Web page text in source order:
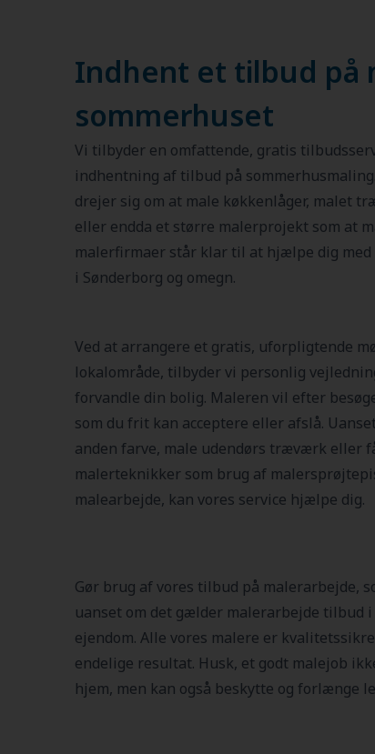
Indhent et tilbud på
sommerhuset
Vi tilbyder en omfattende, gratis
indhentning af tilbud på
drejer sig om at male køkkenlåger, malet
eller endda et større malerprojekt som at
malerfirmaer står klar til at hjælpe dig
i Sønderborg og omegn.
Ved at arrangere et gratis, uforpligtende
lokalområde, tilbyder vi personlig
forvandle din bolig. Maleren vil efter
som du frit kan acceptere eller afslå.
anden farve, male udendørs træværk eller
malerteknikker som brug af
malearbejde, kan vores service hjælpe dig.
Gør brug af vores tilbud på malerarbejde,
uanset om det gælder malerarbejde tilbud
ejendom. Alle vores malere er
endelige resultat. Husk, et godt malejob
hjem, men kan også beskytte og forlænge